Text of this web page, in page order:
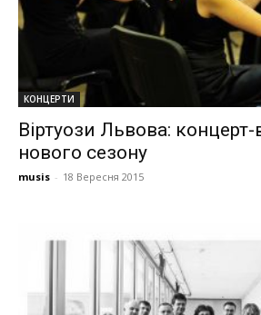
КОНЦЕРТИ
Віртуози Львова: концерт-
нового сезону
musis - 18 Вересня 2015